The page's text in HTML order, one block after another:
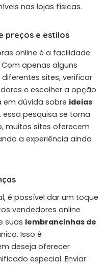
nas lojas físicas.
preços e estilos
online é a facilidade
apenas alguns
sites, verificar
e escolher a opção
em dúvida sobre ideias
, essa pesquisa se torna
muitos sites oferecem
a experiência ainda
é possível dar um toque
vendedores online
suas lembrancinhas de
Isso é
deseja oferecer
especial. Enviar